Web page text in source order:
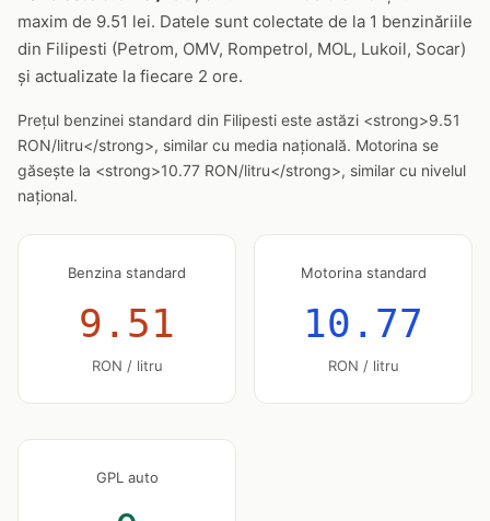
maxim de 9.51 lei. Datele sunt colectate de la 1 benzinăriile
din Filipesti (Petrom, OMV, Rompetrol, MOL, Lukoil, Socar)
și actualizate la fiecare 2 ore.
Prețul benzinei standard din Filipesti este astăzi <strong>9.51
RON/litru</strong>, similar cu media națională. Motorina se
găsește la <strong>10.77 RON/litru</strong>, similar cu nivelul
național.
Benzina standard
9.51
RON / litru
Motorina standard
10.77
RON / litru
GPL auto